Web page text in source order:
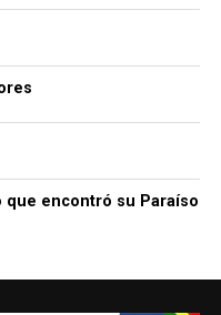
que encontró su Paraíso